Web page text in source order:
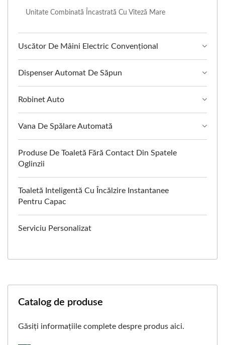
Unitate Combinată Încastrată Cu Viteză Mare
Uscător De Mâini Electric Convențional
Dispenser Automat De Săpun
Robinet Auto
Vana De Spălare Automată
Produse De Toaletă Fără Contact Din Spatele
Oglinzii
Toaletă Inteligentă Cu Încălzire Instantanee
Pentru Capac
Serviciu Personalizat
Catalog de produse
Găsiți informațiile complete despre produs aici.